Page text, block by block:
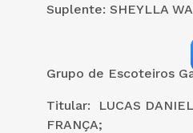
Suplente: SHEYLLA
Grupo de Escoteiros
Titular: LUCAS DANIEL
FRANÇA;